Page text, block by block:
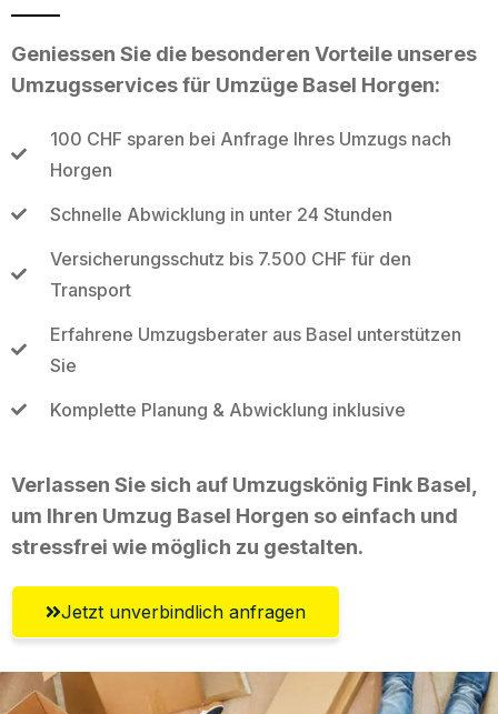
Geniessen Sie die besonderen Vorteile unseres
Umzugsservices für Umzüge Basel Horgen:
100 CHF sparen bei Anfrage Ihres Umzugs nach
Horgen
Schnelle Abwicklung in unter 24 Stunden
Versicherungsschutz bis 7.500 CHF für den
Transport
Erfahrene Umzugsberater aus Basel unterstützen
Sie
Komplette Planung & Abwicklung inklusive
Verlassen Sie sich auf Umzugskönig Fink Basel,
um Ihren Umzug Basel Horgen so einfach und
stressfrei wie möglich zu gestalten.
Jetzt unverbindlich anfragen